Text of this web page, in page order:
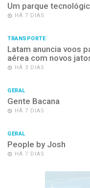
Um parque
HÁ 7 DIAS
TRANSPORTE
Latam anuncia voos
aérea com novos
HÁ 3 DIAS
GERAL
Gente Bacana
HÁ 7 DIAS
GERAL
People by Josh
HÁ 7 DIAS